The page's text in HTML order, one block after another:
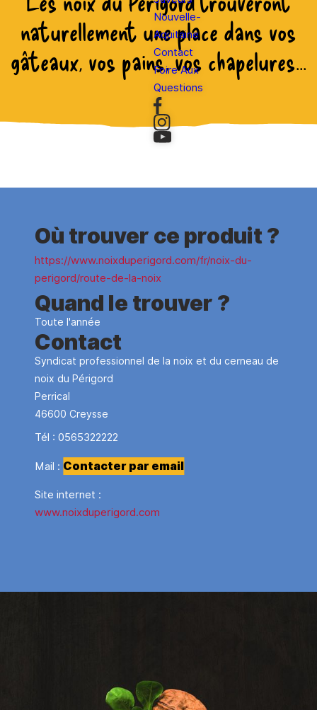
Nouvelle-
Aquitaine
Contact
Foire Aux
Questions
naturellement une place dans vos
gâteaux, vos pains, vos chapelures...
Où trouver ce produit ?
https://www.noixduperigord.com/fr/noix-du-
perigord/route-de-la-noix
Quand le trouver ?
Toute l'année
Contact
Syndicat professionnel de la noix et du cerneau de
noix du Périgord
Perrical
46600 Creysse
Tél :0565322222
Mail : Contacter par email
Site internet :
www.noixduperigord.com